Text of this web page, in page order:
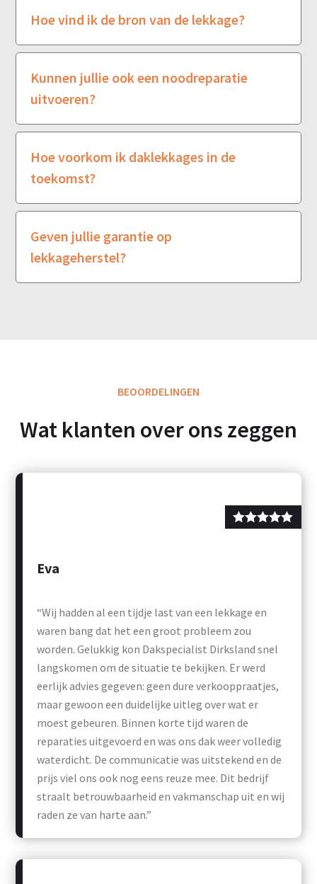
Hoe vind ik de bron van de lekkage?
Kunnen jullie ook een noodreparatie
uitvoeren?
Hoe voorkom ik daklekkages in de
toekomst?
Geven jullie garantie op
lekkageherstel?
BEOORDELINGEN
Wat klanten over ons zeggen
“Wij hadden al een tijdje last van een lekkage en
waren bang dat het een groot probleem zou
worden. Gelukkig kon Dakspecialist Dirksland snel
langskomen om de situatie te bekijken. Er werd
eerlijk advies gegeven: geen dure verkooppraatjes,
maar gewoon een duidelijke uitleg over wat er
moest gebeuren. Binnen korte tijd waren de
reparaties uitgevoerd en was ons dak weer volledig
waterdicht. De communicatie was uitstekend en de
prijs viel ons ook nog eens reuze mee. Dit bedrijf
straalt betrouwbaarheid en vakmanschap uit en wij
raden ze van harte aan.”
Eva